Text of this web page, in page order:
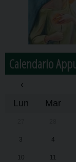
Calendario
‹
Lun
Mar
3 4
10 11